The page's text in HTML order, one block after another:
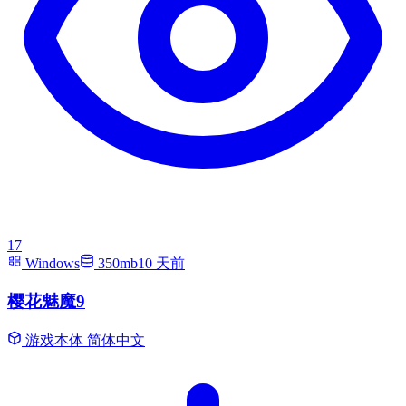
17
Windows
350mb10 天前
樱花魅魔9
游戏本体 简体中文